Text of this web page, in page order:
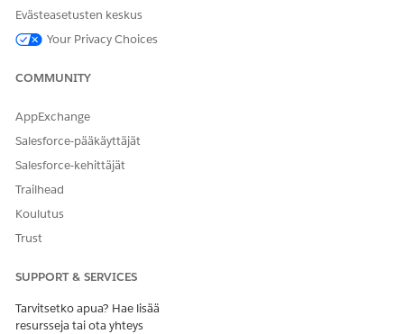
RATKAISIKO TÄMÄ ARTIKKELI ONGELMASI?
Evästeasetusten keskus
Your Privacy Choices
COMMUNITY
AppExchange
Salesforce-pääkäyttäjät
Salesforce-kehittäjät
Trailhead
Koulutus
Trust
SUPPORT & SERVICES
Tarvitsetko apua? Hae lisää
resursseja tai ota yhteys